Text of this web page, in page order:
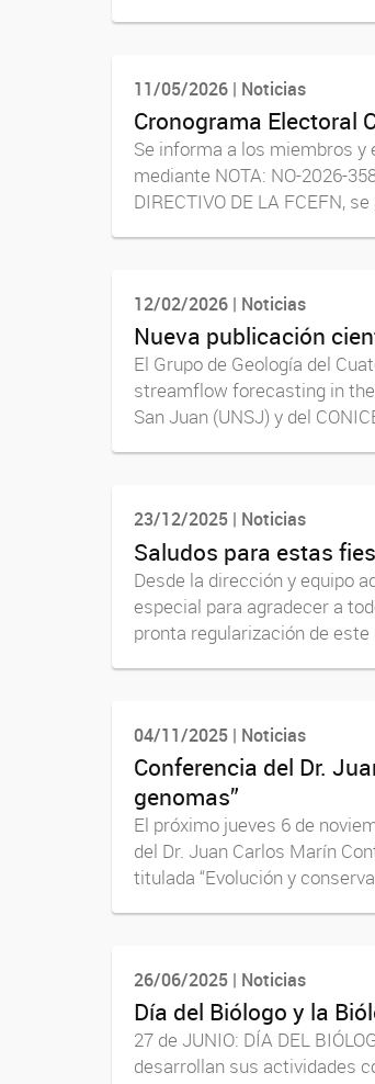
11/05/2026 | Noticias
Cronograma Electoral
Se informa a los miembros y
mediante NOTA: NO-2026-
DIRECTIVO DE LA FCEFN,
12/02/2026 | Noticias
Nueva publicación
El Grupo de Geología del
streamflow forecasting in the
San Juan (UNSJ) y del
23/12/2025 | Noticias
Saludos para estas
Desde la dirección y equipo
especial para agradecer a
pronta regularización de
04/11/2025 | Noticias
Conferencia del Dr.
genomas”
El próximo jueves 6 de
del Dr. Juan Carlos Marín
titulada “Evolución y
26/06/2025 | Noticias
Día del Biólogo y la
27 de JUNIO: DÍA DEL
desarrollan sus actividades